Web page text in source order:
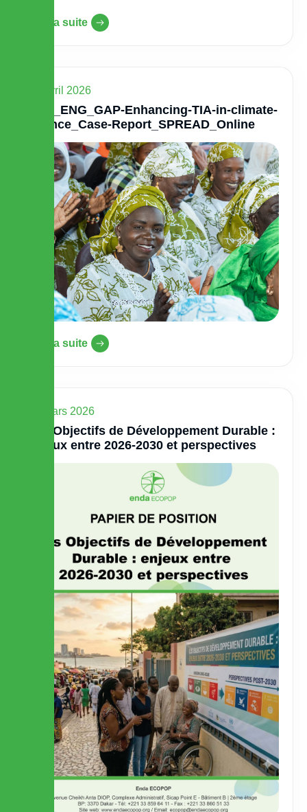
Lire la suite
13 avril 2026
SSN_ENG_GAP-Enhancing-TIA-in-climate-
finance_Case-Report_SPREAD_Online
Lire la suite
30 mars 2026
Les Objectifs de Développement Durable :
enjeux entre 2026-2030 et perspectives